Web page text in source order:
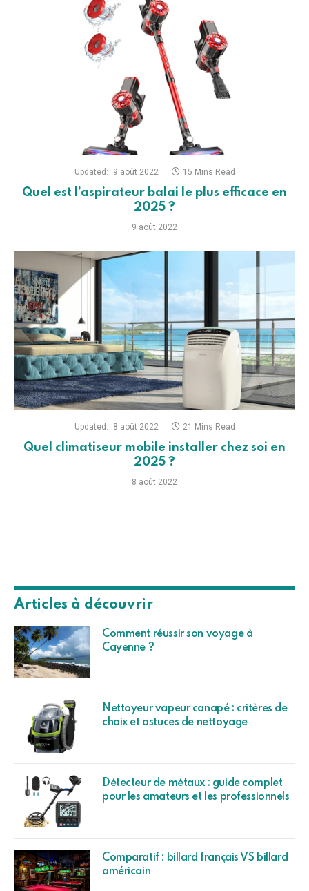
Updated: 9 août 2022 15 Mins Read
Quel est l’aspirateur balai le plus efficace en
2025 ?
9 août 2022
Updated: 8 août 2022 21 Mins Read
Quel climatiseur mobile installer chez soi en
2025 ?
8 août 2022
Articles à découvrir
Comment réussir son voyage à
Cayenne ?
Nettoyeur vapeur canapé : critères de
choix et astuces de nettoyage
Détecteur de métaux : guide complet
pour les amateurs et les professionnels
Comparatif : billard français VS billard
américain